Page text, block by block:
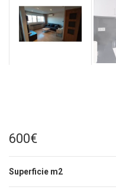
600€
Superficie m2